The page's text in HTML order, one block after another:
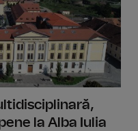
la Alba Iulia